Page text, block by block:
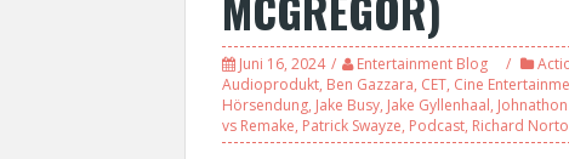
Juni 16, 2024 Entertainment Blog
Audioprodukt, Ben Gazzara, CET, Cine
Hörsendung, Jake Busy, Jake Gyllenhaal,
vs Remake, Patrick Swayze, Podcast, Richard